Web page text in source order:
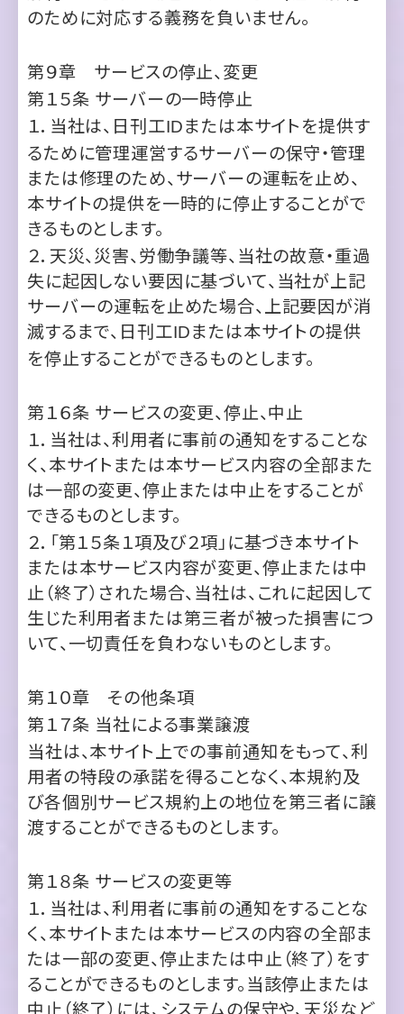
第１５条 サーバーの一時停止
るために管理運営するサーバーの保守・管理
または修理のため、サーバーの運転を止め、
本サイトの提供を一時的に停止することがで
きるものとします。
２．天災、災害、労働争議等、当社の故意・重過
失に起因しない要因に基づいて、当社が上記
サーバーの運転を止めた場合、上記要因が消
滅するまで、日刊工IDまたは本サイトの提供
を停止することができるものとします。
第１６条 サービスの変更、停止、中止
１．当社は、利用者に事前の通知をすることな
は一部の変更、停止または中止をすることが
できるものとします。
２．「第１５条１項及び２項」に基づき本サイト
または本サービス内容が変更、停止または中
止（終了）された場合、当社は、これに起因して
生じた利用者または第三者が被った損害につ
いて、一切責任を負わないものとします。
第１０章 その他条項
第１７条 当社による事業譲渡
用者の特段の承諾を得ることなく、本規約及
び各個別サービス規約上の地位を第三者に譲
渡することができるものとします。
第１８条 サービスの変更等
１．当社は、利用者に事前の通知をすることな
たは一部の変更、停止または中止（終了）をす
ることができるものとします。当該停止または
中止（終了）には、システムの保守や、天災など
に起因するものも含まれます。
２．前項に基づき本サイトまたは本サービスの
内容が変更、停止または中止（終了）された場